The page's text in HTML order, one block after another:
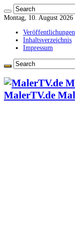
Montag, 10. August 2026
Veröffentlichungen
Inhaltsverzeichnis
Impressum
MalerTV.de